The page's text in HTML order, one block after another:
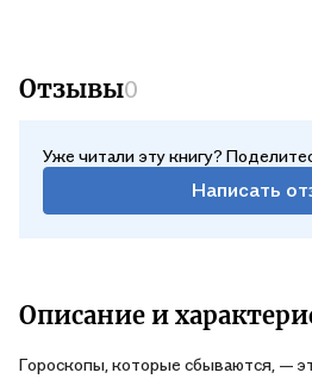
Отзывы0
Уже читали эту книгу?
Написать
Описание и
Гороскопы, которые сбываются, —